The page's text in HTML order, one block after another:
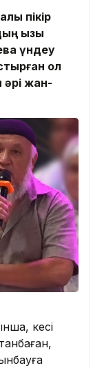
пікір
қызы
үндеу
ол
әрі жан-
әкесі